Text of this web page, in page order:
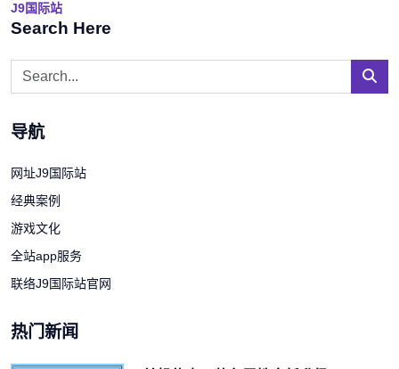
J9国际站
Search Here
导航
网址J9国际站
经典案例
游戏文化
全站app服务
联络J9国际站官网
热门新闻